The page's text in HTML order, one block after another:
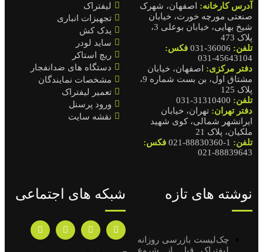
آدرس کارخانه: اصفهان، شهرک
صنعتی مورچه خورت، خیابان
شیخ بهایی، خیابان بوعلی 3،
پلاک 473
تلفن:
فکس:
45643104-031
دفتر مرکزی: اصفهان، خیابان
مشتاق اول، بن بست شماره 9،
پلاک 125
تلفن:
دفتر تهران: تهران، خیابان
ایرانشهر شمالی، کوی شهید
ملکیان، پلاک 21
تلفن:
فکس:
88839643-021
لیفتراک
تجهیزات انباری
یدک کش
ساید لودر
ریچ استاکر
دستگاه های ضدانفجار
مشخصات نمایندگان
تعمیر لیفتراک
ورود پرسنل
نقشه سایت
نوشته های تازه
چک‌لیست بازرسی روزانه
لیفتراک قبل از شروع
شبکه های اجتماعی